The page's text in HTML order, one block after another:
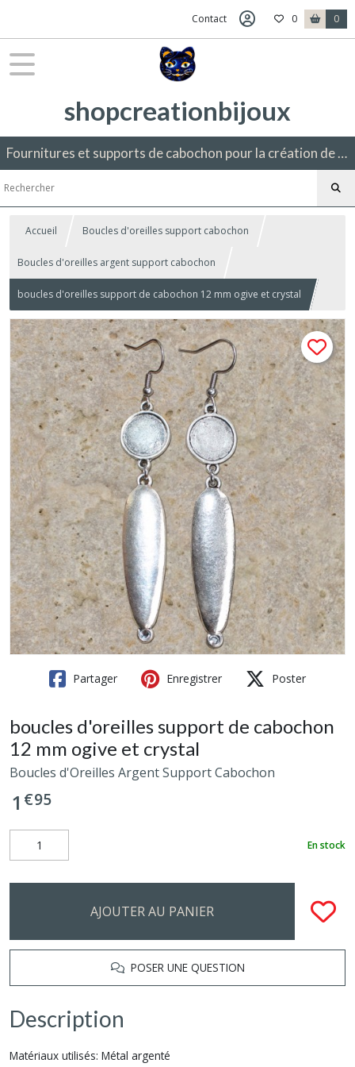
Contact 0 0
shopcreationbijoux
Fournitures et supports de cabochon pour la création de bijoux fantaisie.
Accueil Boucles d'oreilles support cabochon
Boucles d'oreilles argent support cabochon
boucles d'oreilles support de cabochon 12 mm ogive et crystal
Partager Enregistrer Poster
boucles d'oreilles support de cabochon
12 mm ogive et crystal
Boucles d'Oreilles Argent Support Cabochon
1 €95
En stock
AJOUTER AU PANIER
POSER UNE QUESTION
Description
Matériaux utilisés: Métal argenté